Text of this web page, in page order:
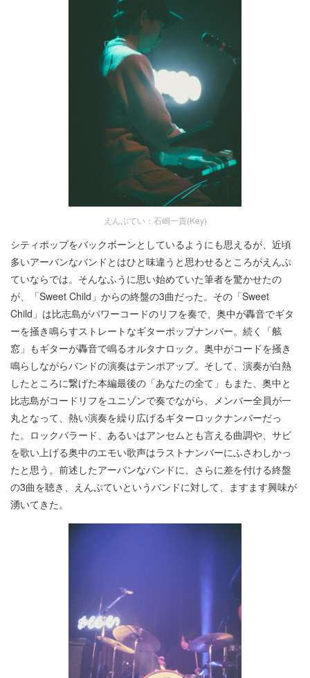
えんぷてい：石嶋一貴(Key)
シティポップをバックボーンとしているようにも思えるが、近頃
多いアーバンなバンドとはひと味違うと思わせるところがえんぷ
ていならでは。そんなふうに思い始めていた筆者を驚かせたの
が、「Sweet Child」からの終盤の3曲だった。その「Sweet
Child」は比志島がパワーコードのリフを奏で、奥中が轟音でギタ
ーを掻き鳴らすストレートなギターポップナンバー。続く「舷
窓」もギターが轟音で鳴るオルタナロック。奥中がコードを掻き
鳴らしながらバンドの演奏はテンポアップ。そして、演奏が白熱
したところに繋げた本編最後の「あなたの全て」もまた、奥中と
比志島がコードリフをユニゾンで奏でながら、メンバー全員が一
丸となって、熱い演奏を繰り広げるギターロックナンバーだっ
た。ロックバラード、あるいはアンセムとも言える曲調や、サビ
を歌い上げる奥中のエモい歌声はラストナンバーにふさわしかっ
たと思う。前述したアーバンなバンドに、さらに差を付ける終盤
の3曲を聴き、えんぷていというバンドに対して、ますます興味が
湧いてきた。